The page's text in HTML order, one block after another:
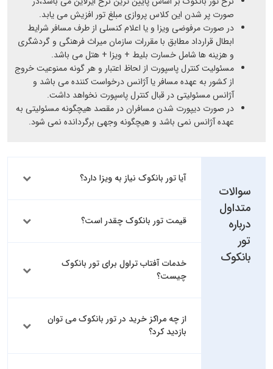
صورت پر شدن این کلاس پروازی مبلغ تور افزیش می یابد.
در صورت مرفوضی ویزا و یا اعلام کنسلی از طرف مسافر شرایط
ابطال قرارداد مطابق با مقررات سازمان میراث فرهنگی و گردشگری
و هزینه ها شامل خسارت بلیط + ویزا + هتل می باشد.
مسئولیت کنترل پاسپورت از لحاظ اعتبار و هر گونه ممنوعیت خروج
از کشور به عهده مسافر یا آژانس درخواست کننده می باشد و
آژانس مسئولیتی در قبال کنترل پاسپورت نخواهد داشت.
در صورت دیپورت شدن مسافران در مقصد هیچگونه مسئولیتی به
عهده آژانس نمی باشد و هیچگونه وجهی برگردانده نمی شود.
سوالات
متداول
درباره
تور
بانکوک
آیا تور بانکوک نیاز به ویزا دارد؟
قیمت تور بانکوک چقدر است؟
خدمات آفتاب تراول برای تور بانکوک
چیست؟
از چه مراکز خرید در تور بانکوک می توان
بازدید کرد؟